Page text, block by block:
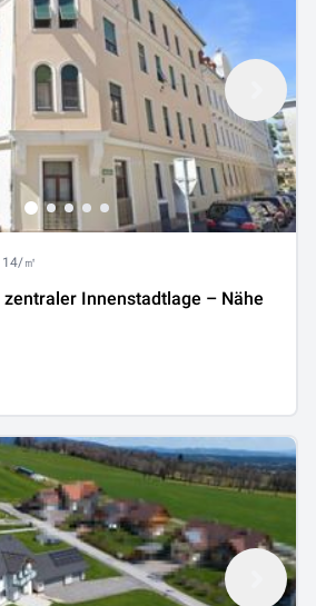
14/㎡
Innenstadtlage – Nähe